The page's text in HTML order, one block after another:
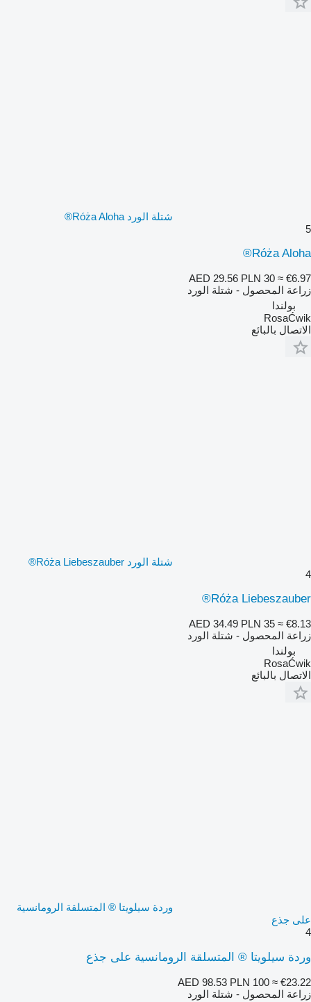
شتلة الورد Róża Aloha®
5
Róża Aloha®
AED 29.56 PLN 30 ≈ €6.97
زراعة المحصول - شتلة الورد
بولندا
RosaĆwik
الاتصال بالبائع
شتلة الورد Róża Liebeszauber®
4
Róża Liebeszauber®
AED 34.49 PLN 35 ≈ €8.13
زراعة المحصول - شتلة الورد
بولندا
RosaĆwik
الاتصال بالبائع
وردة سيلويتا ® المتسلقة الرومانسية
على جذع
4
وردة سيلويتا ® المتسلقة الرومانسية على جذع
AED 98.53 PLN 100 ≈ €23.22
زراعة المحصول - شتلة الورد